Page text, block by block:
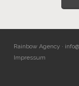
Rainbow Agency ·
Impressum